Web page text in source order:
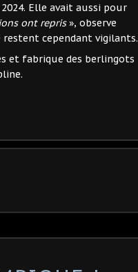
Elle avait aussi pour
ont repris», observe
restent cependant vigilants.
et fabrique des berlingots